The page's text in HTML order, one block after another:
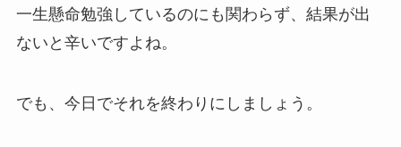
一生懸命勉強しているのにも関わらず、結果が出
ないと辛いですよね。
でも、今日でそれを終わりにしましょう。